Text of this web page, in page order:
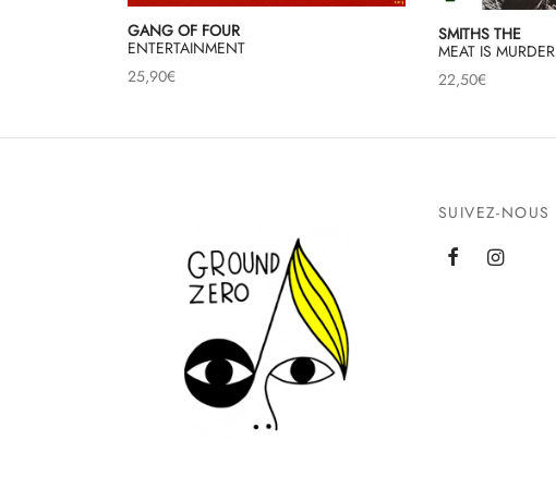
GANG OF FOUR
ENTERTAINMENT
25,90€
SMITHS THE
MEAT IS MURDER
22,50€
SUIVEZ-NOUS